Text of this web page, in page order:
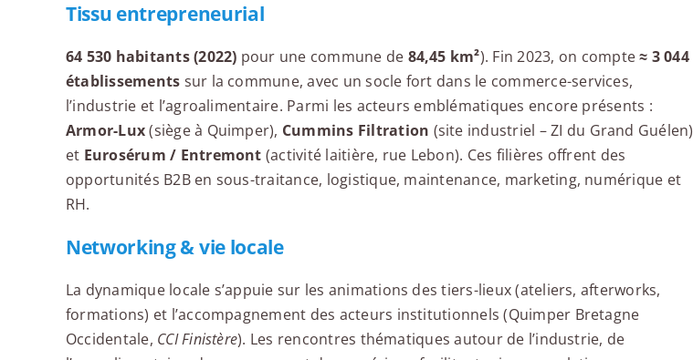
Tissu entrepreneurial
64 530 habitants (2022) pour une commune de 84,45 km²). Fin 2023, on compte≈ 3 044
établissements sur la commune, avec un socle fort dans le commerce-services,
l’industrie et l’agroalimentaire. Parmi les acteurs emblématiques encore présents :
Armor-Lux(siège à Quimper), Cummins Filtration (site industriel – ZI du Grand Guélen)
et Eurosérum / Entremont (activité laitière, rue Lebon). Ces filières offrent des
opportunités B2B en sous-traitance, logistique, maintenance, marketing, numérique et
RH.
Networking & vie locale
La dynamique locale s’appuie sur les animations des tiers-lieux (ateliers, afterworks,
formations) et l’accompagnement des acteurs institutionnels (Quimper Bretagne
Occidentale, CCI Finistère). Les rencontres thématiques autour de l’industrie, de